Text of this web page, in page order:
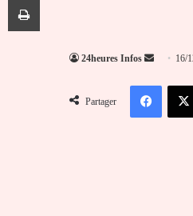
24heures Infos
Envoyer
courriel
16/
Partager